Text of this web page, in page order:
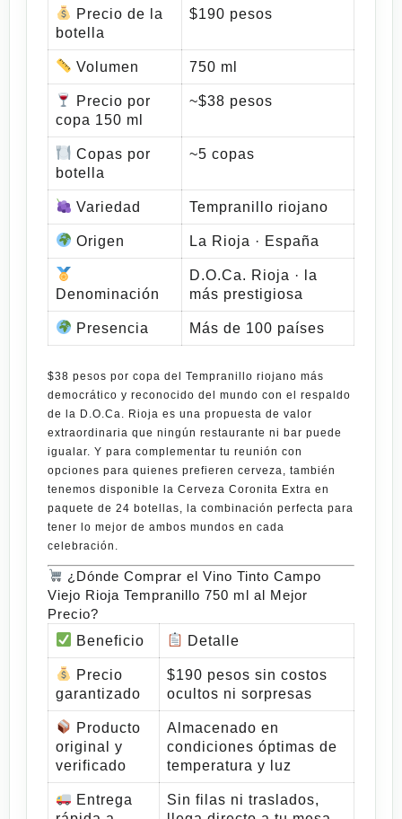
Precio de la
botella
$190 pesos
Volumen 750 ml
Precio por
copa 150 ml
~$38 pesos
Copas por
botella
~5 copas
Variedad Tempranillo riojano
Origen La Rioja · España
Denominación
D.O.Ca. Rioja · la
más prestigiosa
Presencia Más de 100 países
$38 pesos por copa del Tempranillo riojano más
democrático y reconocido del mundo con el respaldo
de la D.O.Ca. Rioja es una propuesta de valor
extraordinaria que ningún restaurante ni bar puede
igualar. Y para complementar tu reunión con
opciones para quienes prefieren cerveza, también
tenemos disponible la Cerveza Coronita Extra en
paquete de 24 botellas , la combinación perfecta para
tener lo mejor de ambos mundos en cada
celebración.
¿Dónde Comprar el Vino Tinto Campo
Viejo Rioja Tempranillo 750 ml al Mejor
Precio?
Beneficio
Detalle
Precio
garantizado
$190 pesos sin costos
ocultos ni sorpresas
Producto
original y
verificado
Almacenado en
condiciones óptimas de
temperatura y luz
Entrega
Sin filas ni traslados,